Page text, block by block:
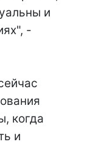
и
-
когда
и